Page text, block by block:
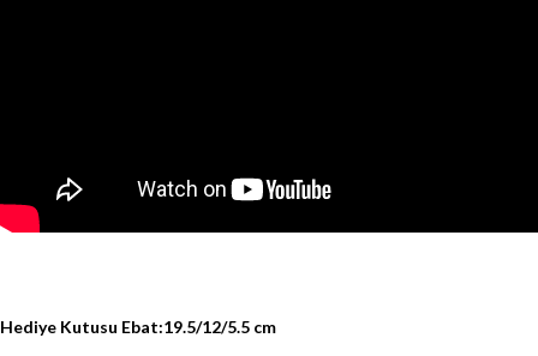
Hediye Kutusu Ebat:19.5/12/5.5 cm